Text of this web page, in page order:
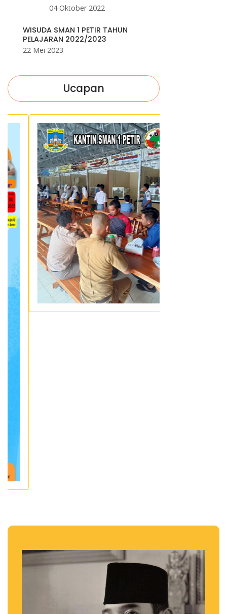
04 Oktober 2022
WISUDA SMAN 1 PETIR TAHUN
PELAJARAN 2022/2023
22 Mei 2023
Ucapan